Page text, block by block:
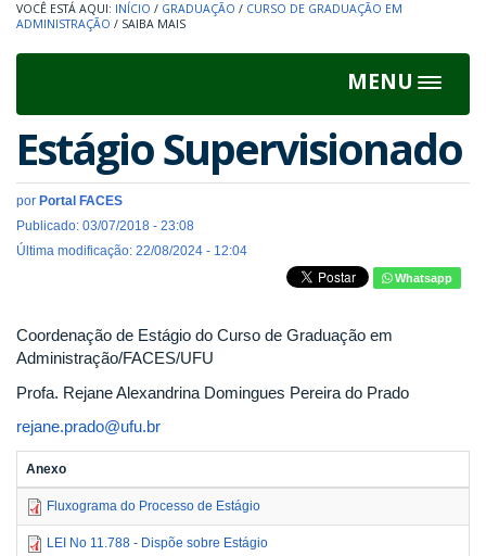
INÍCIO / GRADUAÇÃO / CURSO DE GRADUAÇÃO EM
ADMINISTRAÇÃO / SAIBA MAIS
MENU
Toggle
Estágio Supervisionado
por Portal FACES
Publicado: 03/07/2018 - 23:08
Última modificação: 22/08/2024 - 12:04
Whatsapp
Coordenação de Estágio do Curso de Graduação em
Administração/FACES/UFU
Profa. Rejane Alexandrina Domingues Pereira do Prado
rejane.prado@ufu.br
Anexo
Fluxograma do Processo de Estágio
LEI No 11.788 - Dispõe sobre Estágio